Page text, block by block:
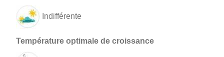
Indifférente